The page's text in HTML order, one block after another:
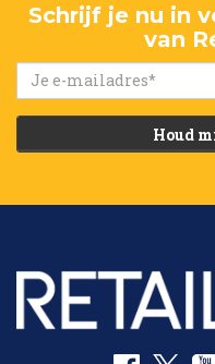
Schrijf je nu in
van
Houd